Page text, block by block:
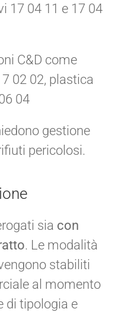
17 04 11 e 17 04
C&D come
02 02, plastica
04
gestione
pericolosi.
sia con
. Le modalità
stabiliti
al momento
di tipologia e